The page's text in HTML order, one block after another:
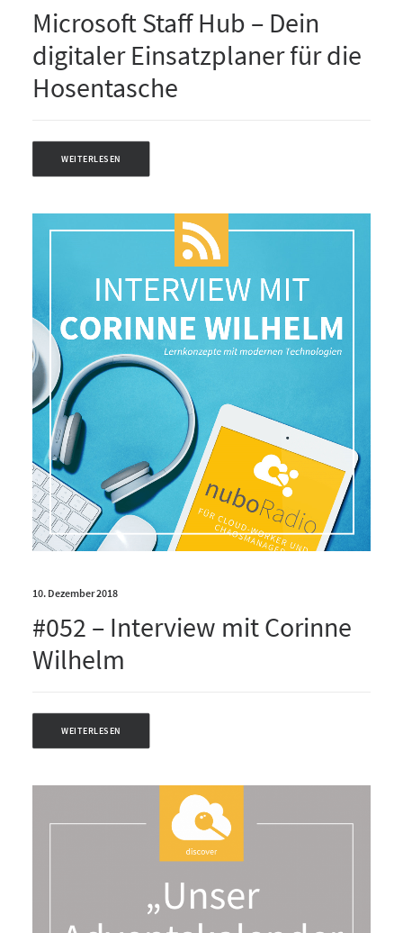
Microsoft Staff Hub – Dein
digitaler Einsatzplaner für die
Hosentasche
WEITERLESEN
10. Dezember 2018
#052 – Interview mit Corinne
Wilhelm
WEITERLESEN